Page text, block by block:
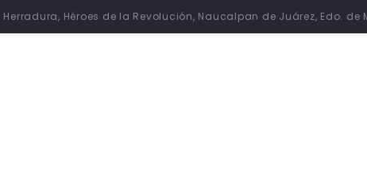
Herradura, Héroes de la Revolución, Naucalpan de Juárez, Edo. de